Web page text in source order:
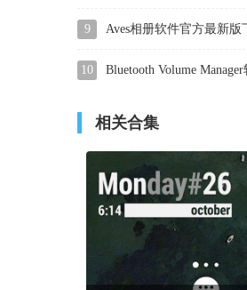
9 Aves相册软件官方最新版
载
10 Bluetooth Volume Manager
相关合集